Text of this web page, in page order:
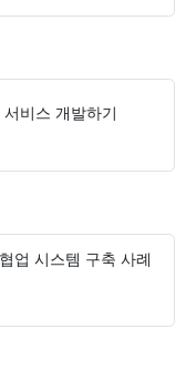
비스 개발하기
업 시스템 구축 사례